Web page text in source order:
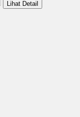
Lihat Detail